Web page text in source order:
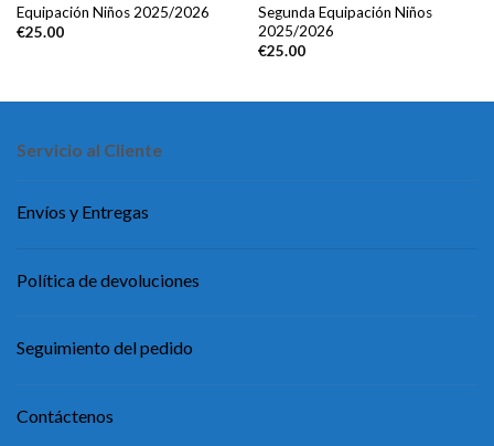
Equipación Niños 2025/2026
€25.00
Segunda Equipación Niños
2025/2026
€25.00
Servicio al Cliente
Envíos y Entregas
Política de devoluciones
Seguimiento del pedido
Contáctenos